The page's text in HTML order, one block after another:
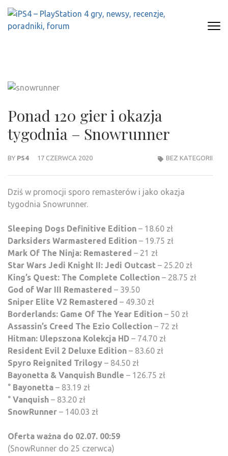
Skip
content
FORUM
Ponad 120 gier i okazja
tygodnia – Snowrunner
BY PS4 17 CZERWCA 2020 BEZ KATEGORII
Dziś w promocji sporo remasterów i jako okazja
tygodnia Snowrunner.
Sleeping Dogs Definitive Edition – 18.60 zł
Darksiders Warmastered Edition – 19.75 zł
Mark Of The Ninja: Remastered – 21 zł
Star Wars Jedi Knight II: Jedi Outcast – 25.20 zł
King’s Quest: The Complete Collection – 28.75 zł
God of War III Remastered – 39.50
Sniper Elite V2 Remastered – 49.30 zł
Borderlands: Game Of The Year Edition – 50 zł
Assassin’s Creed The Ezio Collection – 72 zł
Hitman: Ulepszona Kolekcja HD – 74.70 zł
Resident Evil 2 Deluxe Edition – 83.60 zł
Spyro Reignited Trilogy – 84.50 zł
Bayonetta & Vanquish Bundle – 126.75 zł
° Bayonetta – 83.19 zł
° Vanquish – 83.20 zł
SnowRunner – 140.03 zł
Oferta ważna do 02.07. 00:59
(SnowRunner do 25 czerwca)